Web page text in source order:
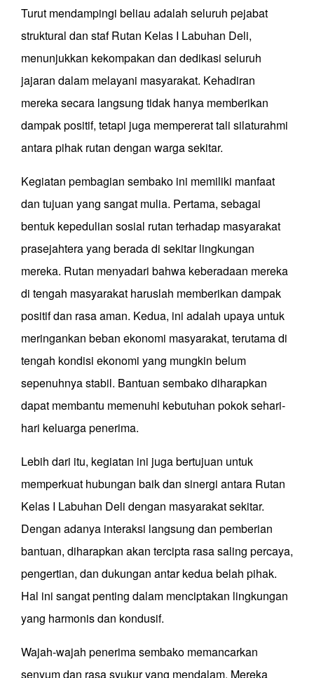
Turut mendampingi beliau adalah seluruh pejabat
struktural dan staf Rutan Kelas I Labuhan Deli,
menunjukkan kekompakan dan dedikasi seluruh
jajaran dalam melayani masyarakat. Kehadiran
mereka secara langsung tidak hanya memberikan
dampak positif, tetapi juga mempererat tali silaturahmi
antara pihak rutan dengan warga sekitar.
Kegiatan pembagian sembako ini memiliki manfaat
dan tujuan yang sangat mulia. Pertama, sebagai
bentuk kepedulian sosial rutan terhadap masyarakat
prasejahtera yang berada di sekitar lingkungan
mereka. Rutan menyadari bahwa keberadaan mereka
di tengah masyarakat haruslah memberikan dampak
positif dan rasa aman. Kedua, ini adalah upaya untuk
meringankan beban ekonomi masyarakat, terutama di
tengah kondisi ekonomi yang mungkin belum
sepenuhnya stabil. Bantuan sembako diharapkan
dapat membantu memenuhi kebutuhan pokok sehari-
hari keluarga penerima.
Lebih dari itu, kegiatan ini juga bertujuan untuk
memperkuat hubungan baik dan sinergi antara Rutan
Kelas I Labuhan Deli dengan masyarakat sekitar.
Dengan adanya interaksi langsung dan pemberian
bantuan, diharapkan akan tercipta rasa saling percaya,
pengertian, dan dukungan antar kedua belah pihak.
Hal ini sangat penting dalam menciptakan lingkungan
yang harmonis dan kondusif.
Wajah-wajah penerima sembako memancarkan
senyum dan rasa syukur yang mendalam. Mereka